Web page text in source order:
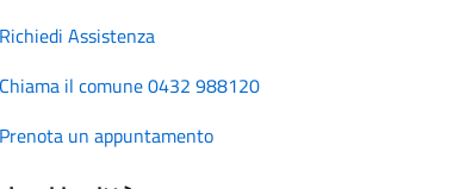
Richiedi Assistenza
Chiama il comune 0432 988120
Prenota un appuntamento